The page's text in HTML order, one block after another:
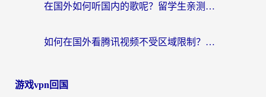
在国外如何听国内的歌呢？留学生亲测有效的回国加速方案
如何在国外看腾讯视频不受区域限制？留学生亲测有效的回国加速指南
游戏vpn回国